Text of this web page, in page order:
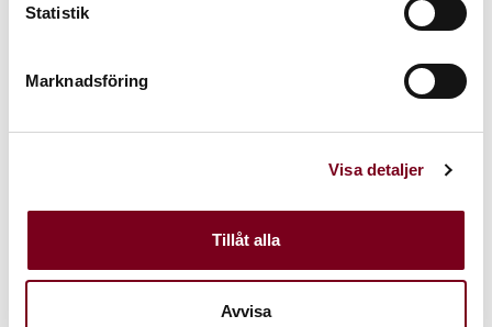
Statistik
Marknadsföring
Visa detaljer
Tillåt alla
Avvisa
Beige
Curly Sittdyna Fårskinn